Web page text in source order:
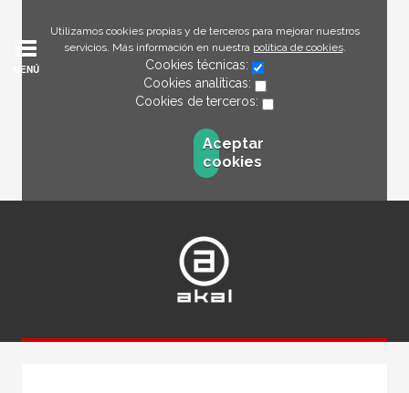
Utilizamos cookies propias y de terceros para mejorar nuestros
servicios. Más información en nuestra política de cookies.
Cookies técnicas:
Cookies analíticas:
Cookies de terceros:
Aceptar
cookies
MENÚ